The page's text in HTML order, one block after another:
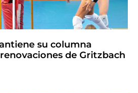
su columna
de Gritzbach